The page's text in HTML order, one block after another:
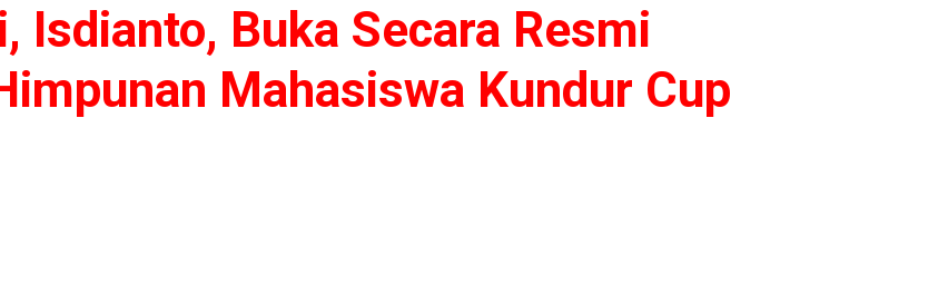
News
Isdianto, Buka Secara Resmi
Mahasiswa Kundur Cup